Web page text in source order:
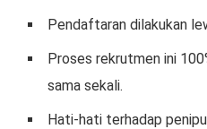
Pendaftaran dilakukan
Proses rekrutmen ini
sama sekali.
Hati-hati terhadap